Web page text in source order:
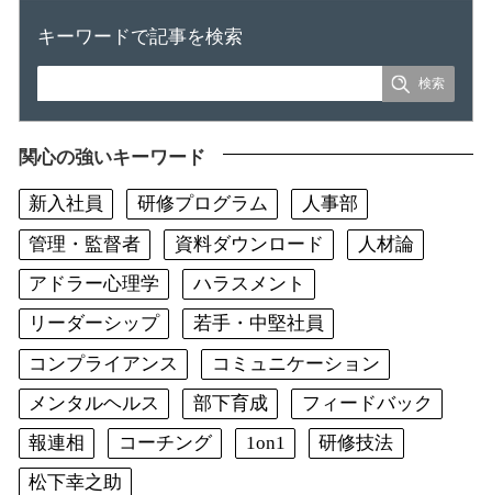
キーワードで記事を検索
関心の強いキーワード
新入社員 研修プログラム
人事部
管理・監督者
資料ダウンロード
人材論
アドラー心理学
ハラスメント
リーダーシップ
若手・中堅社員
コンプライアンス
コミュニケーション
メンタルヘルス
部下育成
フィードバック
報連相
コーチング 1on1
研修技法
松下幸之助